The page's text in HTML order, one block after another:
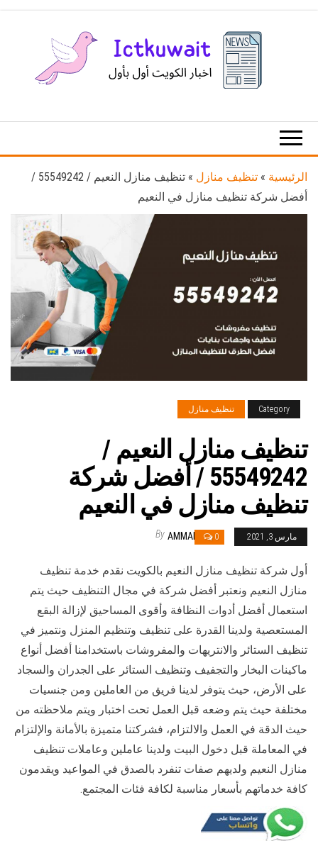
الكويت
الرئيسية » تنظيف منازل »
تنظيف منازل النعيم / 55549242 /
أفضل شركة تنظيف منازل في النعيم
Category تنظيف منازل
تنظيف منازل النعيم /
55549242 / أفضل شركة
تنظيف منازل في النعيم
مارس 3, 2021 0
By AMMAR
أول شركة تنظيف منازل النعيم بالكويت نقدم خدمة تنظيف
منازل النعيم ونعتبر أفضل شركة في مجال التنظيف حيث يتم
استعمال أفضل أدوات النظافة وأقوى المساحيق لإزالة البقع
المستعصية ولدينا القدرة على تنظيف وتنظيم المنزل ونتميز في
تنظيف الستائر والانتريهات والمفروشات باستخدامنا أفضل أنواع
ماكينات البخار والتجفيف وتنظيف الستائر على الجدران والسجاد
على الأرض، حيث يتوفر لدينا فريق من العاملين ومن جنسيات
مختلفة حيث يتم وضعه قبل العمل تحت اختبار ويتم ملاحظته من
حيث الدقة في العمل والالتزام، فشركتنا متميزة بالأمانة والإلتزام
في المعاملة قبل دخول البيت ولدينا عاملين وعاملات تنظيف
منازل النعيم ولديهم صفات تنفرد بالصدق في المواعيد ويقدمون
كافة خدماتهم بأسعار مناسبة لكافة فئات المجتمع.